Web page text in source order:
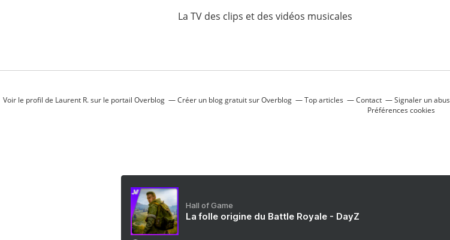
La TV des clips et des vidéos musicales
Voir le profil de Laurent R.sur le portail Overblog Créer un blog gratuit sur Overblog Top articles Contact Signaler un abus
Préférences cookies
Hall of Game
La folle origine du Battle Royale - DayZ